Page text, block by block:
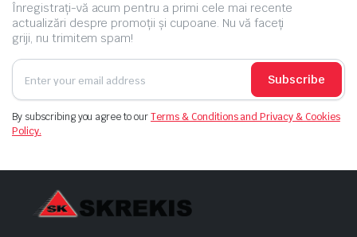
Înregistrați-vă acum pentru a primi cele mai recente
actualizări despre promoții și cupoane. Nu vă faceți
griji, nu trimitem spam!
Subscribe
By subscribing you agree to ourTerms & Conditions and Privacy & Cookies
Policy.